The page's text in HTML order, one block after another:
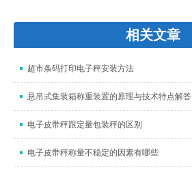
相关文章
超市条码打印电子秤安装方法
悬吊式集装箱称重装置的原理与技术特点解答
电子皮带秤跟定量包装秤的区别
电子皮带秤称量不稳定的因素有哪些